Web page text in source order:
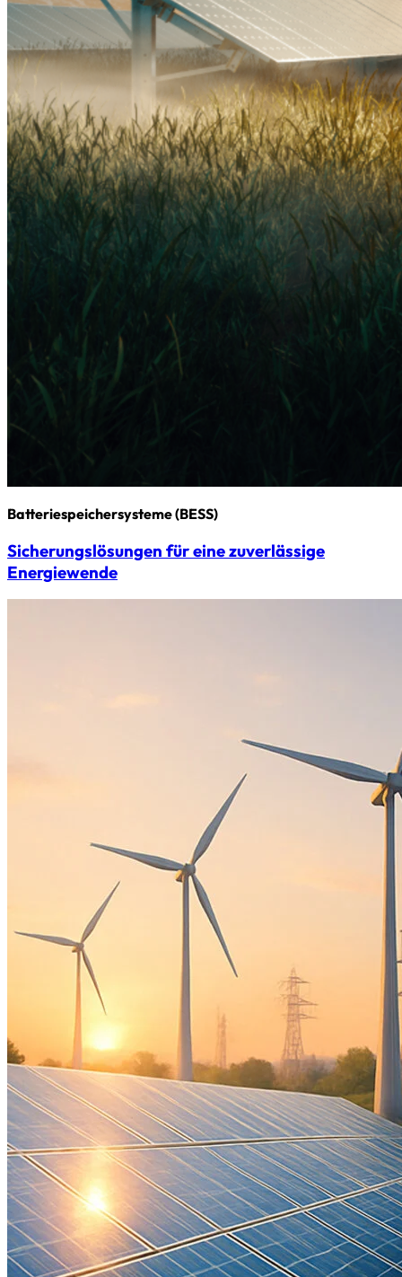
Batterie­speicher­systeme (BESS)
Sicherungs­­lösungen für eine zuverlässige
Energiewende